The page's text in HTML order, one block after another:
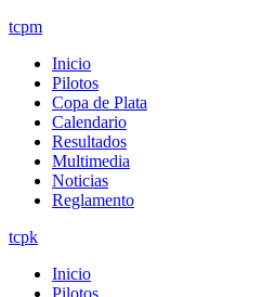
tcpm
Inicio
Pilotos
Copa de Plata
Calendario
Resultados
Multimedia
Noticias
Reglamento
tcpk
Inicio
Pilotos